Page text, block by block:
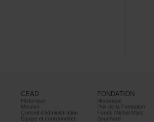
CEAD
Historique
Mission
Conseild’administration
Équipeetcoordonnées
FONDATION
Historique
PrixdelaFondation
FondsMichelMarc
Bouchard